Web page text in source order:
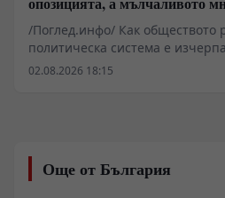
/Поглед.инфо/ Как обществото
политическа система е
промени започват много
обществото“ – фазата, в която
модел вече е разрушено, но
02.08.2026 18:15
Още от България